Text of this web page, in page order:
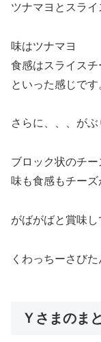
ツナマヨとスライ
味はツナマヨ
食感はスライスチ
といった感じです
さらに、、、がぶ
ブロック状のチ
味も食感もチーズ
がばがばと賞味し
くわっちーさび
Ｙさまのま